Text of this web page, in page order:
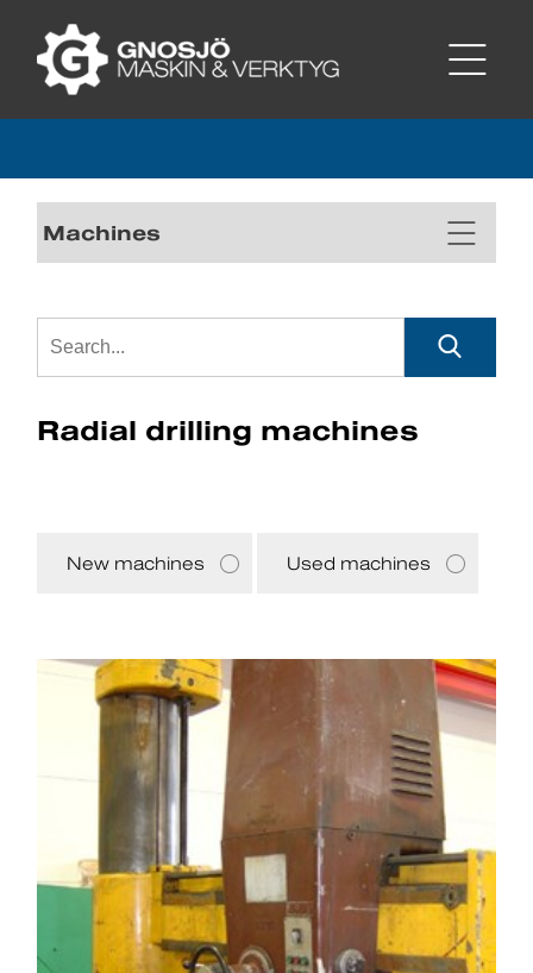
Machines
Radial drilling machines
New machines Used machines